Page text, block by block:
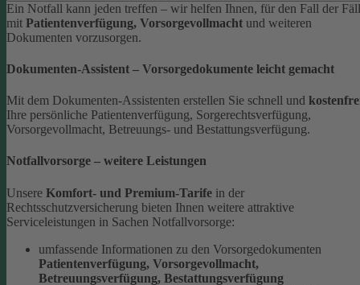
Ein Notfall kann jeden treffen – wir helfen Ihnen, für den Fall der
mit Patientenverfügung, Vorsorgevollmacht und weiteren
Dokumenten vorzusorgen.
Dokumenten-Assistent – Vorsorgedokumente leicht gemacht
Mit dem Dokumenten-Assistenten erstellen Sie schnell und
Ihre persönliche Patientenverfügung, Sorgerechtsverfügung,
Vorsorgevollmacht, Betreuungs- und Bestattungsverfügung.
Notfallvorsorge – weitere Leistungen
Unsere Komfort- und Premium-Tarife in der
Rechtsschutzversicherung bieten Ihnen weitere attraktive
Serviceleistungen in Sachen Notfallvorsorge:
umfassende Informationen zu den Vorsorgedokumenten
Patientenverfügung, Vorsorgevollmacht,
Betreuungsverfügung, Bestattungsverfügung